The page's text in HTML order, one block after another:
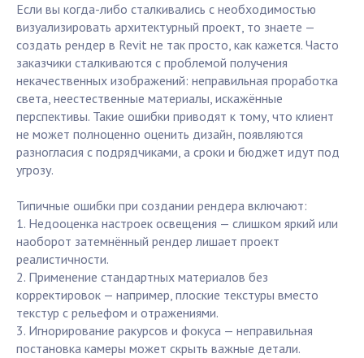
Если вы когда-либо сталкивались с необходимостью
визуализировать архитектурный проект, то знаете —
создать рендер в Revit не так просто, как кажется. Часто
заказчики сталкиваются с проблемой получения
некачественных изображений: неправильная проработка
света, неестественные материалы, искажённые
перспективы. Такие ошибки приводят к тому, что клиент
не может полноценно оценить дизайн, появляются
разногласия с подрядчиками, а сроки и бюджет идут под
угрозу.
Типичные ошибки при создании рендера включают:
1. Недооценка настроек освещения — слишком яркий или
наоборот затемнённый рендер лишает проект
реалистичности.
2. Применение стандартных материалов без
корректировок — например, плоские текстуры вместо
текстур с рельефом и отражениями.
3. Игнорирование ракурсов и фокуса — неправильная
постановка камеры может скрыть важные детали.